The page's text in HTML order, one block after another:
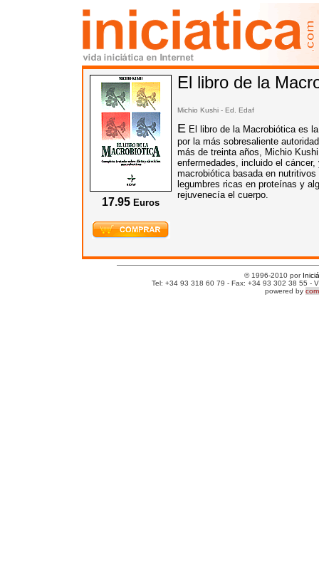
17.95 Euros
El libro de la
Michio Kushi - Ed. Edaf
E El libro de la Macrobiótica es
por la más sobresaliente
más de treinta años, Michio
enfermedades, incluido el
macrobiótica basada en
legumbres ricas en proteínas y
rejuvenecía el cuerpo.
© 1996-2010 por
Tel: +34 93 318 60 79 - Fax: +34 93 302 38 55 -
powered by